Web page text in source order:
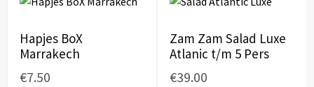
Hapjes BoX
Marrakech
€7.50
Zam Zam Salad Luxe
Atlanic t/m 5 Pers
€39.00